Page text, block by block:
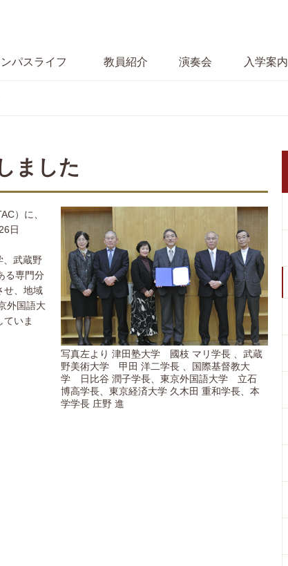
パスライフ 教員紹介 演奏会 入学案内
ました
写真左より 津田塾大学 國枝 マリ学長 、武蔵
野美術大学 甲田 洋二学長 、国際基督教大
学 日比谷 潤子学長、東京外国語大学 立石
博高学長、東京経済大学 久木田 重和学長、本
学学長 庄野 進
）に、
日
、武蔵野
る専門分
せ、地域
外国語大
いま